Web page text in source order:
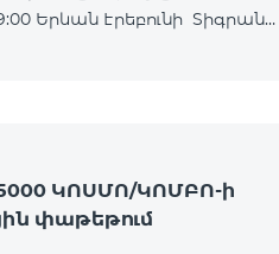
5000 ԿՈՍՄՈ/ԿՈՄԲՈ-ի
փաթեթում